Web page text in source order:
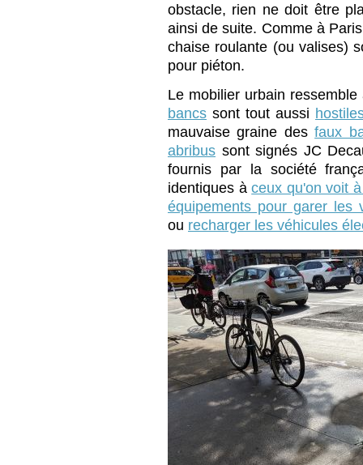
obstacle, rien ne doit être
ainsi de suite. Comme à
chaise roulante (ou valises)
pour piéton.
Le mobilier urbain
bancs sont tout aussi
mauvaise graine desfaux
abribus sont signés JC
fournis par la société
identiques àceux qu'on voit
équipements pour garer les
ou recharger les véhicules